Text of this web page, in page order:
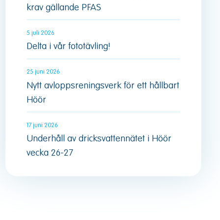
krav gällande PFAS
5 juli 2026
Delta i vår fototävling!
25 juni 2026
Nytt avloppsreningsverk för ett hållbart
Höör
17 juni 2026
Underhåll av dricksvattennätet i Höör
vecka 26-27